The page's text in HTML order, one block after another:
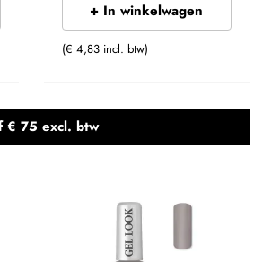
+ In winkelwagen
(€ 4,83 incl. btw)
€ 75 excl. btw